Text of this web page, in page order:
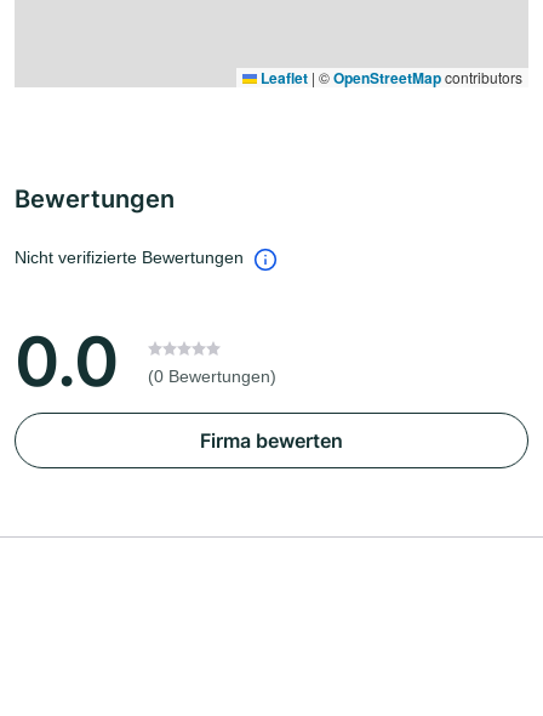
Leaflet | ©OpenStreetMapcontributors
Bewertungen
Nicht verifizierte Bewertungen
0.0 (0 Bewertungen)
Firma bewerten